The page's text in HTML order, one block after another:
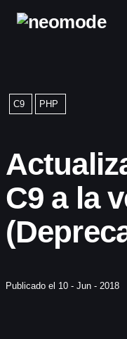
Home
Archivos
C9 PHP
C9 a la
Publicado el 10 - Jun - 2018